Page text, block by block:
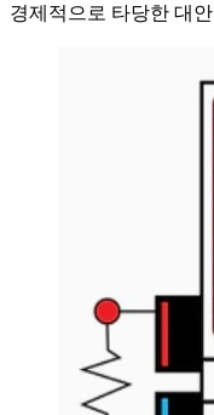
경제적으로 타당한 대